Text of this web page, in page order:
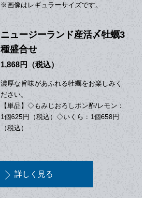
※画像はレギュラーサイズです。
ニュージーランド産活〆牡蠣3
種盛合せ
1,868円（税込）
濃厚な旨味があふれる牡蠣をお楽しみく
ださい。
【単品】◇もみじおろしポン酢/レモン：
1個625円（税込）◇いくら：1個658円
（税込）
詳しく見る